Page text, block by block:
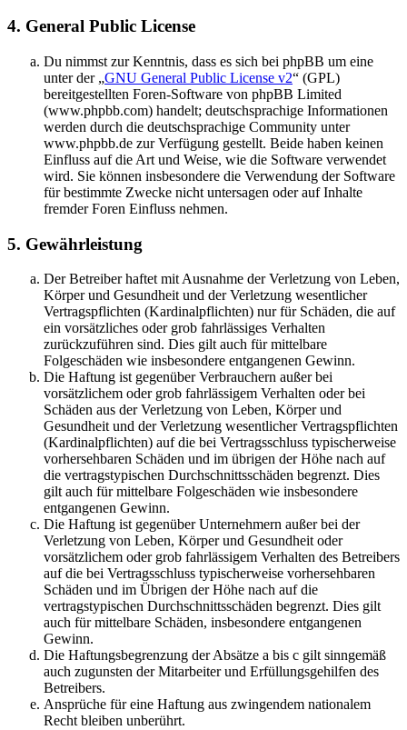
4. General Public License
Du nimmst zur Kenntnis, dass es sich bei phpBB um eine
unter der „GNU General Public License v2“ (GPL)
bereitgestellten Foren-Software von phpBB Limited
(www.phpbb.com) handelt; deutschsprachige Informationen
werden durch die deutschsprachige Community unter
www.phpbb.de zur Verfügung gestellt. Beide haben keinen
Einfluss auf die Art und Weise, wie die Software verwendet
wird. Sie können insbesondere die Verwendung der Software
für bestimmte Zwecke nicht untersagen oder auf Inhalte
fremder Foren Einfluss nehmen.
5. Gewährleistung
Der Betreiber haftet mit Ausnahme der Verletzung von Leben,
Körper und Gesundheit und der Verletzung wesentlicher
Vertragspflichten (Kardinalpflichten) nur für Schäden, die auf
ein vorsätzliches oder grob fahrlässiges Verhalten
zurückzuführen sind. Dies gilt auch für mittelbare
Folgeschäden wie insbesondere entgangenen Gewinn.
Die Haftung ist gegenüber Verbrauchern außer bei
vorsätzlichem oder grob fahrlässigem Verhalten oder bei
Schäden aus der Verletzung von Leben, Körper und
Gesundheit und der Verletzung wesentlicher Vertragspflichten
(Kardinalpflichten) auf die bei Vertragsschluss typischerweise
vorhersehbaren Schäden und im übrigen der Höhe nach auf
die vertragstypischen Durchschnittsschäden begrenzt. Dies
gilt auch für mittelbare Folgeschäden wie insbesondere
entgangenen Gewinn.
Die Haftung ist gegenüber Unternehmern außer bei der
Verletzung von Leben, Körper und Gesundheit oder
vorsätzlichem oder grob fahrlässigem Verhalten des Betreibers
auf die bei Vertragsschluss typischerweise vorhersehbaren
Schäden und im Übrigen der Höhe nach auf die
vertragstypischen Durchschnittsschäden begrenzt. Dies gilt
auch für mittelbare Schäden, insbesondere entgangenen
Gewinn.
Die Haftungsbegrenzung der Absätze a bis c gilt sinngemäß
auch zugunsten der Mitarbeiter und Erfüllungsgehilfen des
Betreibers.
Ansprüche für eine Haftung aus zwingendem nationalem
Recht bleiben unberührt.